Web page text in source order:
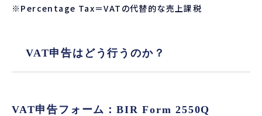
※Percentage Tax＝VATの代替的な売上課税
VAT申告はどう行うのか？
VAT申告フォーム：BIR Form 2550Q